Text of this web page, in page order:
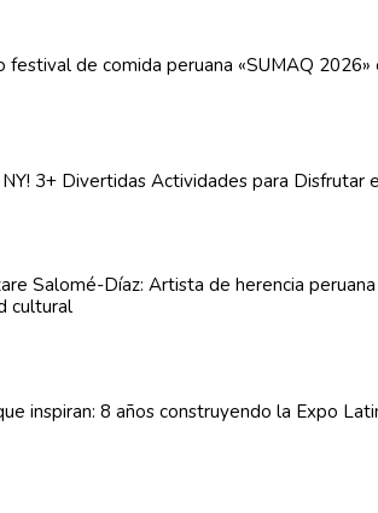
festival de comida peruana «SUMAQ
NY! 3+ Divertidas Actividadespara Disfrutar
Salomé-Díaz: Artista de herencia
cultural
inspiran: 8 años construyendo la Expo